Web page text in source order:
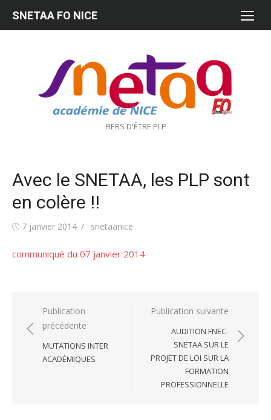
FIERS D'ÊTRE PLP
SNETAA FO NICE
Avec le SNETAA, les PLP sont
en colère !!
Publié7 janvier 2014 Auteur/autrice
snetaanice
communiqué du 07 janvier 2014
Navigation
de
l’article
Publication
précédente
MUTATIONS INTER
ACADÉMIQUES
Publication suivante
AUDITION FNEC-
SNETAA SUR LE
PROJET DE LOI SUR LA
FORMATION
PROFESSIONNELLE